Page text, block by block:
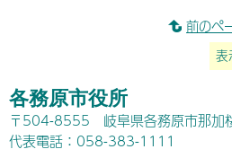
前のペ
表
各務原市役所
〒504-8555 岐阜県各務原市那加
代表電話：058-383-1111